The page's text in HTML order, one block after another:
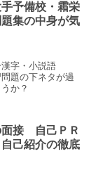
手予備校・霜栄
集の中身が気
字・小説語
題の下ネタが過
か？
面接 自己ＰＲ
自己紹介の徹底